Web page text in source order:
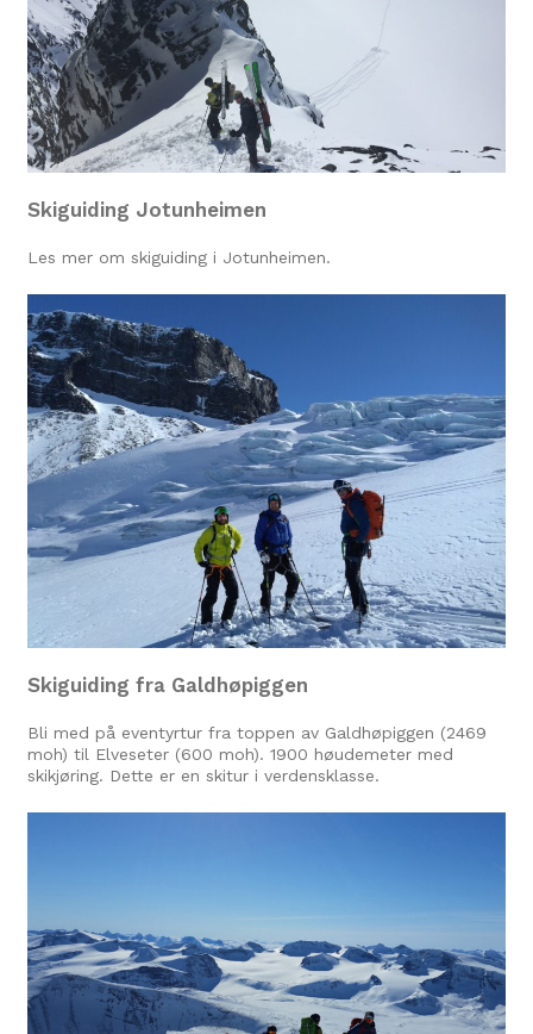
Skiguiding Jotunheimen
Les mer om skiguiding i Jotunheimen.
Skiguiding fra Galdhøpiggen
Bli med på eventyrtur fra toppen av Galdhøpiggen (2469
moh) til Elveseter (600 moh). 1900 høudemeter med
skikjøring. Dette er en skitur i verdensklasse.